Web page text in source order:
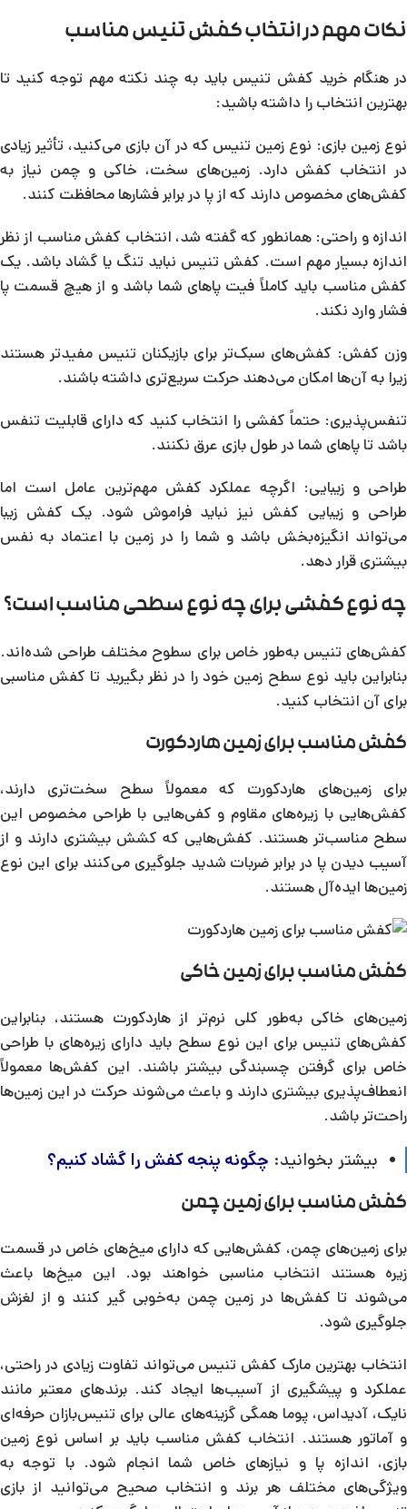
نکات مهم در انتخاب کفش تنیس مناسب
در هنگام خرید کفش تنیس باید به چند نکته مهم توجه کنید تا
بهترین انتخاب را داشته باشید:
نوع زمین بازی: نوع زمین تنیس که در آن بازی می‌کنید، تأثیر زیادی
در انتخاب کفش دارد. زمین‌های سخت، خاکی و چمن نیاز به
کفش‌های مخصوص دارند که از پا در برابر فشارها محافظت کنند.
اندازه و راحتی: همانطور که گفته شد، انتخاب کفش مناسب از نظر
اندازه بسیار مهم است. کفش تنیس نباید تنگ یا گشاد باشد. یک
کفش مناسب باید کاملاً فیت پاهای شما باشد و از هیچ قسمت پا
فشار وارد نکند.
وزن کفش: کفش‌های سبک‌تر برای بازیکنان تنیس مفیدتر هستند
زیرا به آن‌ها امکان می‌دهند حرکت سریع‌تری داشته باشند.
تنفس‌پذیری: حتماً کفشی را انتخاب کنید که دارای قابلیت تنفس
باشد تا پاهای شما در طول بازی عرق نکنند.
طراحی و زیبایی: اگرچه عملکرد کفش مهم‌ترین عامل است اما
طراحی و زیبایی کفش نیز نباید فراموش شود. یک کفش زیبا
می‌تواند انگیزه‌بخش باشد و شما را در زمین با اعتماد به نفس
بیشتری قرار دهد.
چه نوع کفشی برای چه نوع سطحی مناسب است؟
کفش‌های تنیس به‌طور خاص برای سطوح مختلف طراحی شده‌اند.
بنابراین باید نوع سطح زمین خود را در نظر بگیرید تا کفش مناسبی
برای آن انتخاب کنید.
کفش مناسب برای زمین هاردکورت
برای زمین‌های هاردکورت که معمولاً سطح سخت‌تری دارند،
کفش‌هایی با زیره‌های مقاوم و کفی‌هایی با طراحی مخصوص این
سطح مناسب‌تر هستند. کفش‌هایی که کشش بیشتری دارند و از
آسیب دیدن پا در برابر ضربات شدید جلوگیری می‌کنند برای این نوع
زمین‌ها ایده‌آل هستند.
کفش مناسب برای زمین خاکی
زمین‌های خاکی به‌طور کلی نرم‌تر از هاردکورت هستند، بنابراین
کفش‌های تنیس برای این نوع سطح باید دارای زیره‌های با طراحی
خاص برای گرفتن چسبندگی بیشتر باشند. این کفش‌ها معمولاً
انعطاف‌پذیری بیشتری دارند و باعث می‌شوند حرکت در این زمین‌ها
راحت‌تر باشد.
بیشتر بخوانید: چگونه پنجه کفش را گشاد کنیم؟
کفش مناسب برای زمین چمن
برای زمین‌های چمن، کفش‌هایی که دارای میخ‌های خاص در قسمت
زیره هستند انتخاب مناسبی خواهند بود. این میخ‌ها باعث
می‌شوند تا کفش‌ها در زمین چمن به‌خوبی گیر کنند و از لغزش
جلوگیری شود.
انتخاب بهترین مارک کفش تنیس می‌تواند تفاوت زیادی در راحتی،
عملکرد و پیشگیری از آسیب‌ها ایجاد کند. برندهای معتبر مانند
نایک، آدیداس، پوما همگی گزینه‌های عالی برای تنیس‌بازان حرفه‌ای
و آماتور هستند. انتخاب کفش مناسب باید بر اساس نوع زمین
بازی، اندازه پا و نیازهای خاص شما انجام شود. با توجه به
ویژگی‌های مختلف هر برند و انتخاب صحیح می‌توانید از بازی